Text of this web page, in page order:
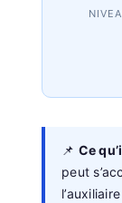
📌 Ce
peut